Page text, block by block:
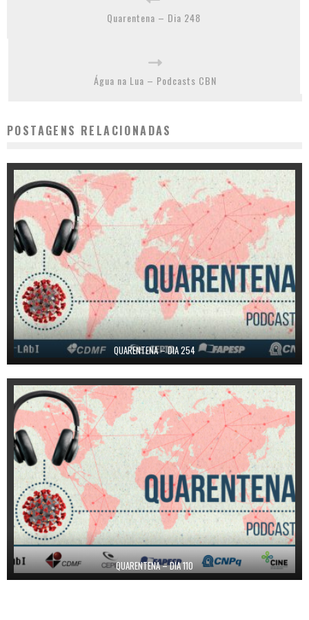
Quarentena – Dia 248
Água na Lua – Podcasts CBN
POSTAGENS RELACIONADAS
QUARENTENA – DIA 254
QUARENTENA – DIA 110